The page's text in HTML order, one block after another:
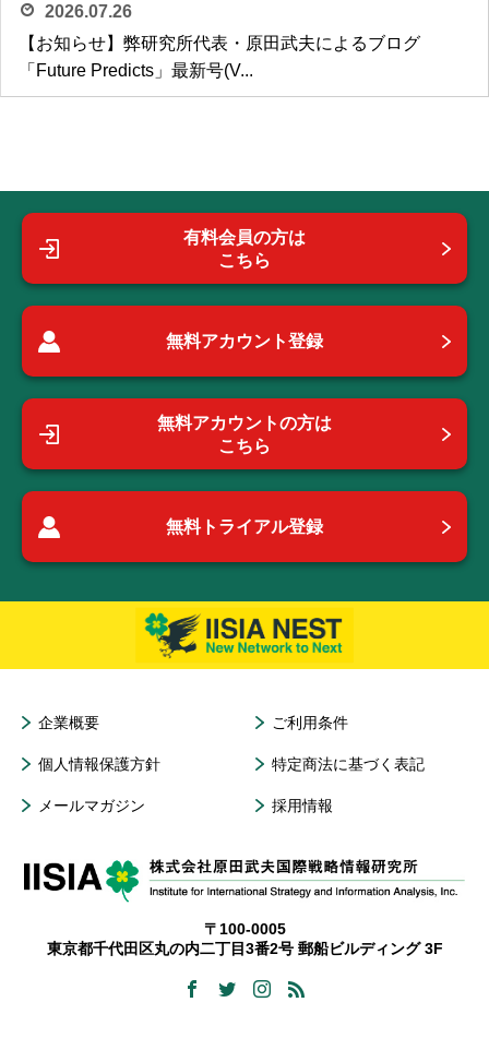
2026.07.26
【お知らせ】弊研究所代表・原田武夫によるブログ
「Future Predicts」最新号(V...
有料会員の方は
こちら
無料アカウント登録
無料アカウントの方は
こちら
無料トライアル登録
企業概要 ご利用条件
個人情報保護方針 特定商法に基づく表記
メールマガジン 採用情報
〒100-0005
東京都千代田区丸の内二丁目3番2号 郵船ビルディング 3F